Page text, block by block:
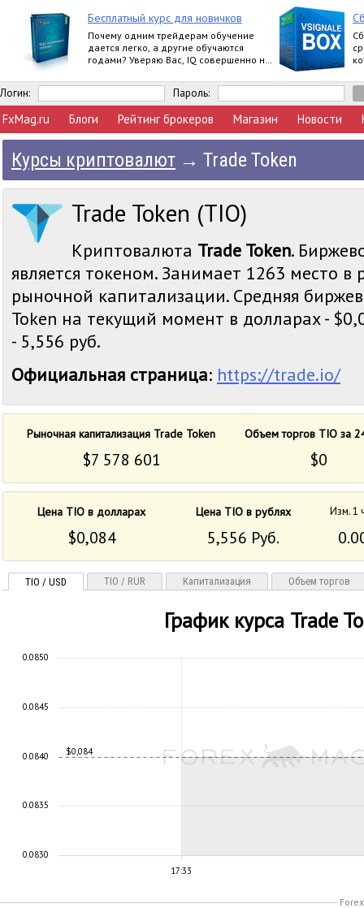
Бесплатный курс для новичков
Почему одним трейдерам обучение
дается легко, а другие обучаются
годами? Уверяю Вас, IQ совершенно не
Логин: Пароль:
FxMag.ru Блоги Рейтинг брокеров Магазин Новости
Курсы криптовалют → Trade Token
Trade Token (TIO)
Криптовалюта Trade Token.
является токеном. Занимает 1263 место в
рыночной капитализации. Средняя
Token на текущий момент в долларах -
- 5,556 руб.
Официальная страница: https://trade.io/
Рыночная капитализация Trade Token Объем торгов TIO за
$7 578 601 $0
Цена TIO в долларах Цена TIO в рублях Изм. 1
$0,084 5,556 Руб.
TIO / USD TIO / RUR Капитализация Объем торгов
График курса Trade
17:33
$0,084
0.0830
0.0835
0.0840
0.0845
0.0850